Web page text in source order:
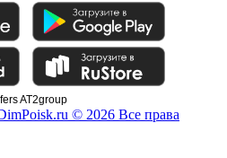
AT2group
© 2026 Все права